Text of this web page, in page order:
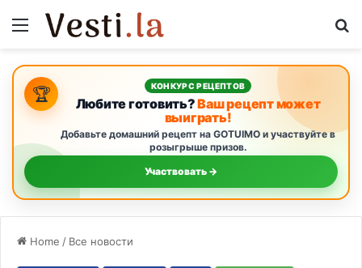
Menu
🏆 КОНКУРС РЕЦЕПТОВ
Любите готовить?Ваш рецепт может
выиграть!
Добавьте домашний рецепт на GOTUIMO и участвуйте в
розыгрыше призов.
Участвовать →
Home / Все новости